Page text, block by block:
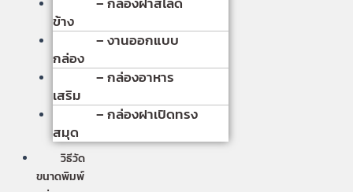
ข้าง
– งานออกแบบ
กล่อง
– กล่องอาหาร
เสริม
– กล่องฝาเปิดทรง
สมุด
วิธีวัด
ขนาดพิมพ์